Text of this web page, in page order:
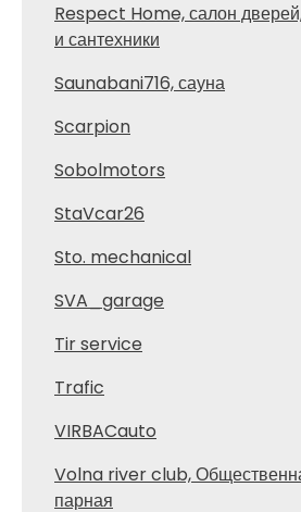
Respect Home, салон
и сантехники
Saunabani716, сауна
Scarpion
Sobolmotors
StaVcar26
Sto. mechanical
SVA_garage
Tir service
Trafic
VIRBACauto
Volna river club,
парная